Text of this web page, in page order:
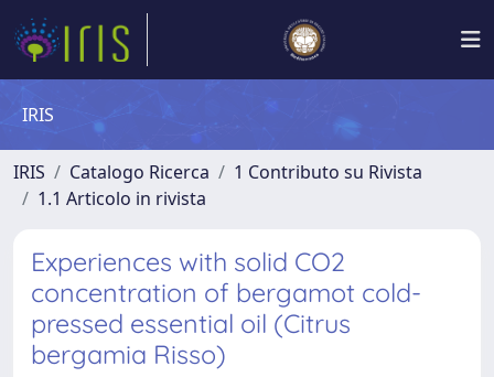
IRIS
IRIS Catalogo Ricerca
1 Contributo su Rivista
1.1 Articolo in rivista
Experiences with solid CO2
concentration of bergamot cold-
pressed essential oil (Citrus
bergamia Risso)